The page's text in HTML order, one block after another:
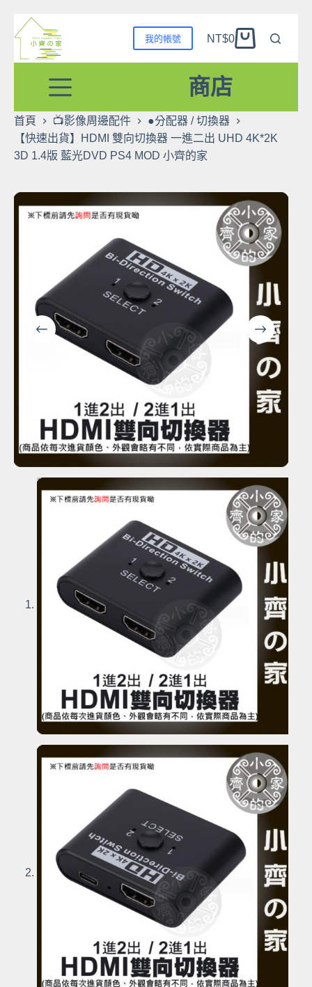
至
主
容
我的帳號
購
物
車
NT$0
商店
首頁 📺影像周邊配件
●分配器 / 切換器
【快速出貨】HDMI 雙向切換器 一進二出 UHD 4K*2K
3D 1.4版 藍光DVD PS4 MOD 小齊的家